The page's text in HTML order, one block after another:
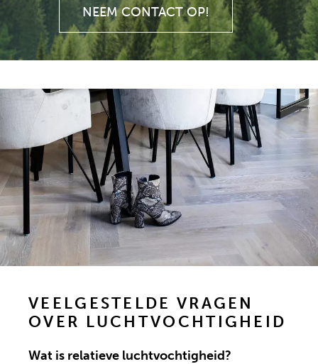
NEEM CONTACT OP!
VEELGESTELDE VRAGEN
OVER LUCHTVOCHTIGHEID
Wat is relatieve luchtvochtigheid?